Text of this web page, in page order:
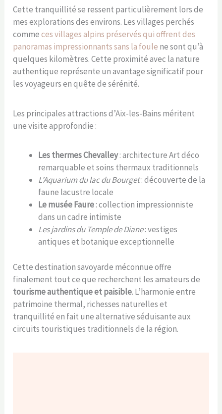
Cette tranquillité se ressent particulièrement lors de
mes explorations des environs. Les villages perchés
commeces villages alpins préservés qui offrent des
panoramas impressionnants sans la foule ne sont qu’à
quelques kilomètres. Cette proximité avec la nature
authentique représente un avantage significatif pour
les voyageurs en quête de sérénité.
Les principales attractions d’Aix-les-Bains méritent
une visite approfondie :
Les thermes Chevalley: architecture Art déco
remarquable et soins thermaux traditionnels
L’Aquarium du lac du Bourget: découverte de la
faune lacustre locale
Le musée Faure: collection impressionniste
dans un cadre intimiste
Les jardins du Temple de Diane: vestiges
antiques et botanique exceptionnelle
Cette destination savoyarde méconnue offre
finalement tout ce que recherchent les amateurs de
tourisme authentique et paisible. L’harmonie entre
patrimoine thermal, richesses naturelles et
tranquillité en fait une alternative séduisante aux
circuits touristiques traditionnels de la région.